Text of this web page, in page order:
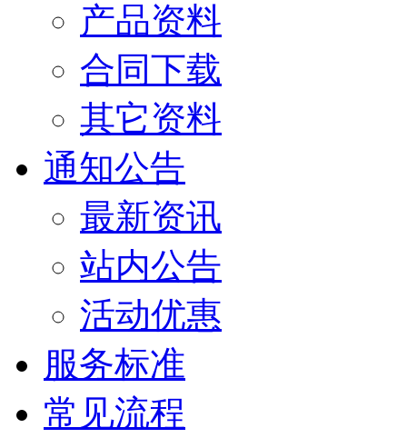
产品资料
合同下载
其它资料
通知公告
最新资讯
站内公告
活动优惠
服务标准
常见流程